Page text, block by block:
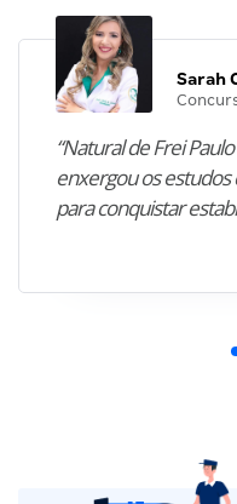
Sarah
“Natural de Frei
enxergou os
para conquistar